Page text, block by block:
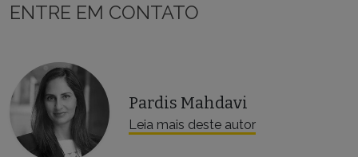
ENTRE EM CONTATO
Pardis Mahdavi
Leia mais deste autor